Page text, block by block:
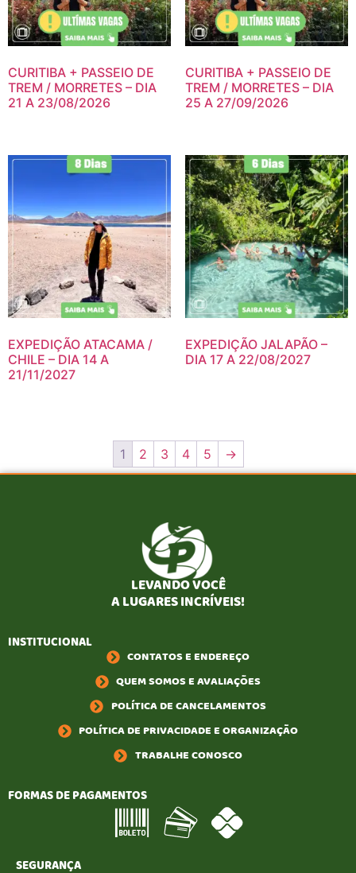
CURITIBA + PASSEIO DE
TREM / MORRETES – DIA
21 A 23/08/2026
CURITIBA + PASSEIO DE
TREM / MORRETES – DIA
25 A 27/09/2026
EXPEDIÇÃO ATACAMA /
CHILE – DIA 14 A
21/11/2027
EXPEDIÇÃO JALAPÃO –
DIA 17 A 22/08/2027
1 2 3 4 5 →
LEVANDO VOCÊ
A LUGARES INCRÍVEIS!
INSTITUCIONAL
CONTATOS E ENDEREÇO
QUEM SOMOS E AVALIAÇÕES
POLÍTICA DE CANCELAMENTOS
POLÍTICA DE PRIVACIDADE E ORGANIZAÇÃO
TRABALHE CONOSCO
FORMAS DE PAGAMENTOS
SEGURANÇA